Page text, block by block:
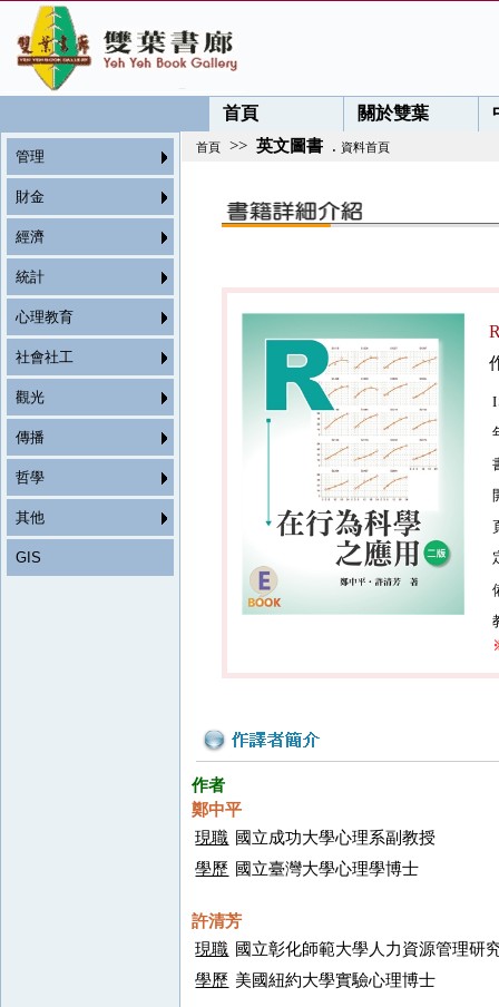
首頁 關於雙葉
管理
財金
經濟
統計
心理教育
社會社工
觀光
傳播
哲學
其他
GIS
首頁 >> 英文圖書 . 資料首頁
作者
鄭中平
現職 國立成功大學心理系副教授
學歷 國立臺灣大學心理學博士
許清芳
現職 國立彰化師範大學人力資源管理研
學歷 美國紐約大學實驗心理博士